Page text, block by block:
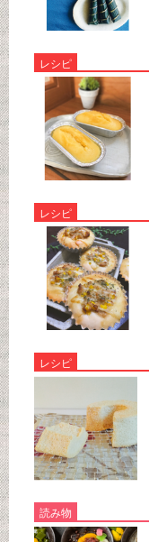
レシピ
レシピ
レシピ
読み物